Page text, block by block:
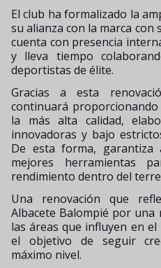
El club ha formalizado la
su alianza con la marca con
cuenta con presencia
y lleva tiempo
deportistas de élite.
Gracias a esta
continuará
la más alta calidad,
innovadoras y bajo
De esta forma, garantiza
mejores herramientas
rendimiento dentro del
Una renovación que
Albacete Balompié por
las áreas que influyen en
el objetivo de seguir
máximo nivel.